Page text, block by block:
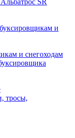
SR
и
и снегоходам
тросы,